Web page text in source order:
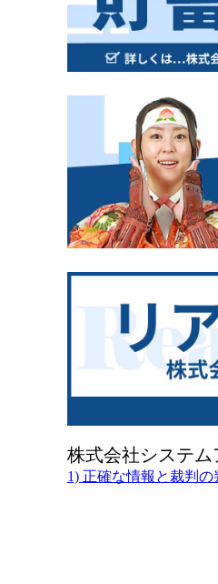
株式会社システ
1) 正確な情報と裁判の